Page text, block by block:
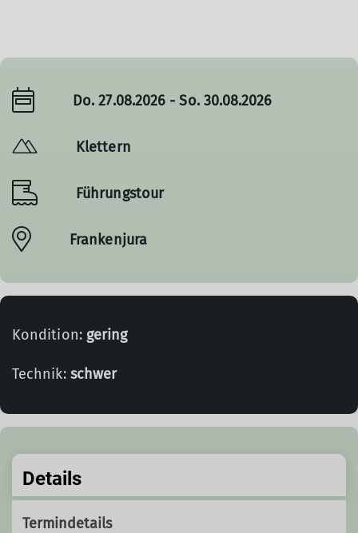
Do. 27.08.2026 - So. 30.08.2026
Klettern
Führungstour
Frankenjura
Kondition: gering
Technik: schwer
Details
Termindetails